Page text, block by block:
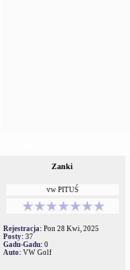
Zanki
vw PITUŚ
Rejestracja: Pon 28 Kwi, 2025
Posty: 37
Gadu-Gadu: 0
Auto: VW Golf